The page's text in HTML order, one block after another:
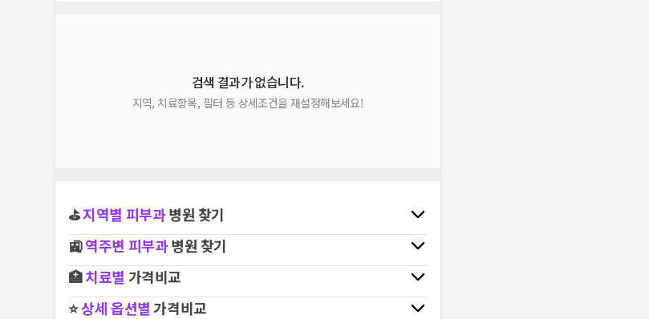
검색 결과가 없습니다.
지역, 치료항목, 필터 등 상세조건을 재설정해보세요!
⛳지역별 피부과병원 찾기
🚉역주변 피부과병원 찾기
🏥치료별 가격비교
⭐상세 옵션별가격비교